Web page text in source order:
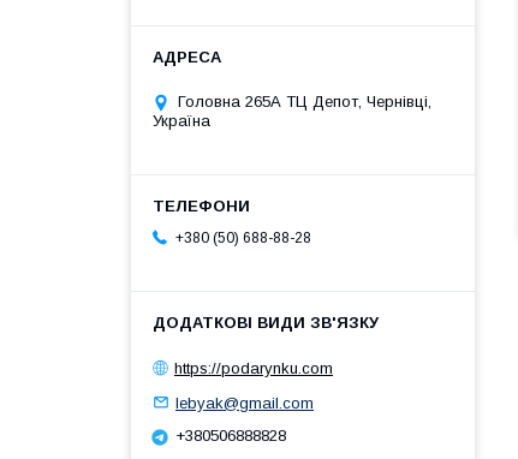
Головна 265А ТЦ Депот, Чернівці,
Україна
+380 (50) 688-88-28
https://podarynku.com
lebyak@gmail.com
+380506888828